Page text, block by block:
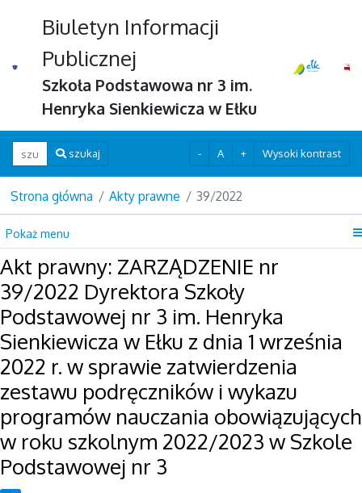
Biuletyn Informacji
Publicznej
Szkoła Podstawowa nr 3 im.
Henryka Sienkiewicza w Ełku
Wpisz szukaną frazę
szukaj - A + Wysoki kontrast
Strona główna Akty prawne 39/2022
Pokaż menu
Akt prawny: ZARZĄDZENIE nr
39/2022 Dyrektora Szkoły
Podstawowej nr 3 im. Henryka
Sienkiewicza w Ełku z dnia 1 września
2022 r. w sprawie zatwierdzenia
zestawu podręczników i wykazu
programów nauczania obowiązujących
w roku szkolnym 2022/2023 w Szkole
Podstawowej nr 3